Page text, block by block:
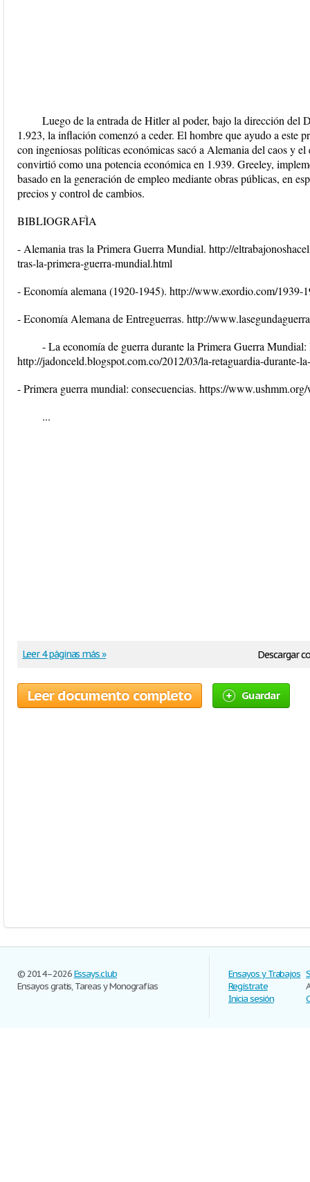
Luego de la entrada de Hitler al poder, bajo la dirección del
1.923, la inflación comenzó a ceder. El hombre que ayudo a este
con ingeniosas políticas económicas sacó a Alemania del caos y
convirtió como una potencia económica en 1.939. Greeley,
basado en la generación de empleo mediante obras públicas, en
precios y control de cambios.
BIBLIOGRAFÌA
- Alemania tras la Primera Guerra Mundial. http://
tras-la-primera-guerra-mundial.html
- Economía alemana (1920-1945). http://www.exordio.com/1939-
- Economía Alemana de Entreguerras. http://
- La economía de guerra durante la Primera Guerra
http://jadonceld.blogspot.com.co/2012/03/la-retaguardia-durante-
- Primera guerra mundial: consecuencias. https://
...
Descargar
Leer 4 páginas más »
Leer documento completo Guardar
© 2014–2026Essays.club
Ensayos gratis, Tareas y Monografías
Ensayos y Trabajos
Regístrate
Inicia sesión